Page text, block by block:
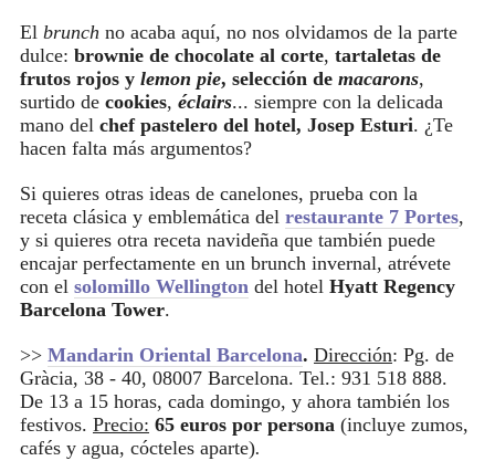
El brunch no acaba aquí, no nos olvidamos de la parte
dulce: brownie de chocolate al corte, tartaletas de
frutos rojos y lemon pie, selección de macarons,
surtido de cookies, éclairs... siempre con la delicada
mano del chef pastelero del hotel, Josep Esturi. ¿Te
hacen falta más argumentos?
Si quieres otras ideas de canelones, prueba con la
receta clásica y emblemática del restaurante 7 Portes,
y si quieres otra receta navideña que también puede
encajar perfectamente en un brunch invernal, atrévete
con el solomillo Wellington del hotel Hyatt Regency
Barcelona Tower.
>> Mandarin Oriental Barcelona. Dirección: Pg. de
Gràcia, 38 - 40, 08007 Barcelona. Tel.: 931 518 888.
De 13 a 15 horas, cada domingo, y ahora también los
festivos. Precio: 65 euros por persona (incluye zumos,
cafés y agua, cócteles aparte).